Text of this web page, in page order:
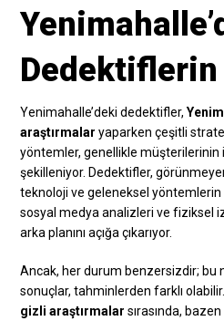
Yenimahalle’deki dedektifler,
araştırmalar yaparken çeşitli
yöntemler, genellikle müşterilerinin
şekilleniyor. Dedektifler,
teknoloji ve geleneksel yöntemlerin
sosyal medya analizleri ve fiziksel
arka planını açığa çıkarıyor.
Ancak, her durum benzersizdir; bu
sonuçlar, tahminlerden farklı
gizli araştırmalar sırasında,